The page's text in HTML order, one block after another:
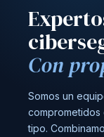
Con
Somos un
tipo.